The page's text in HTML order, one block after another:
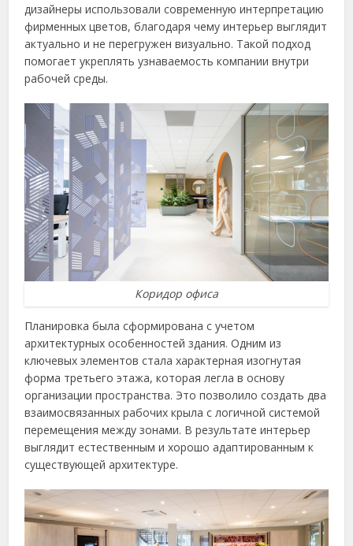
дизайнеры использовали современную интерпретацию
фирменных цветов, благодаря чему интерьер выглядит
актуально и не перегружен визуально. Такой подход
помогает укреплять узнаваемость компании внутри
рабочей среды.
Коридор офиса
Планировка была сформирована с учетом
архитектурных особенностей здания. Одним из
ключевых элементов стала характерная изогнутая
форма третьего этажа, которая легла в основу
организации пространства. Это позволило создать два
взаимосвязанных рабочих крыла с логичной системой
перемещения между зонами. В результате интерьер
выглядит естественным и хорошо адаптированным к
существующей архитектуре.